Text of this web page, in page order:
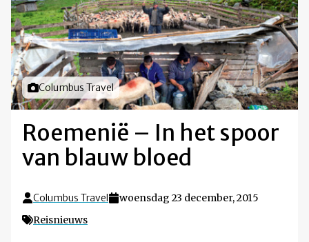
Foto door
Columbus Travel
Roemenië – In het spoor
van blauw bloed
Columbus Travel
woensdag 23 december, 2015
Reisnieuws